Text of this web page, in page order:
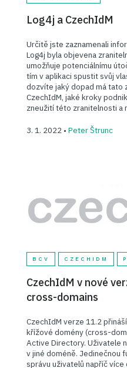
Log4j a CzechIdM
Určitě jste zaznamenali
Log4j byla objevena
umožňuje potenciálnímu
tím v aplikaci spustit svůj
dozvíte jaký dopad má tato
CzechIdM, jaké kroky
zneužití této zranitelnosti a
3. 1. 2022 • Peter Štrunc
BCV CZECHIDM
CzechIdM v nové
cross-domains
CzechIdM verze 11.2
křížové domény (cross-
Active Directory. Uživatele
v jiné doméně. Jedinečnou
správu uživatelů napříč